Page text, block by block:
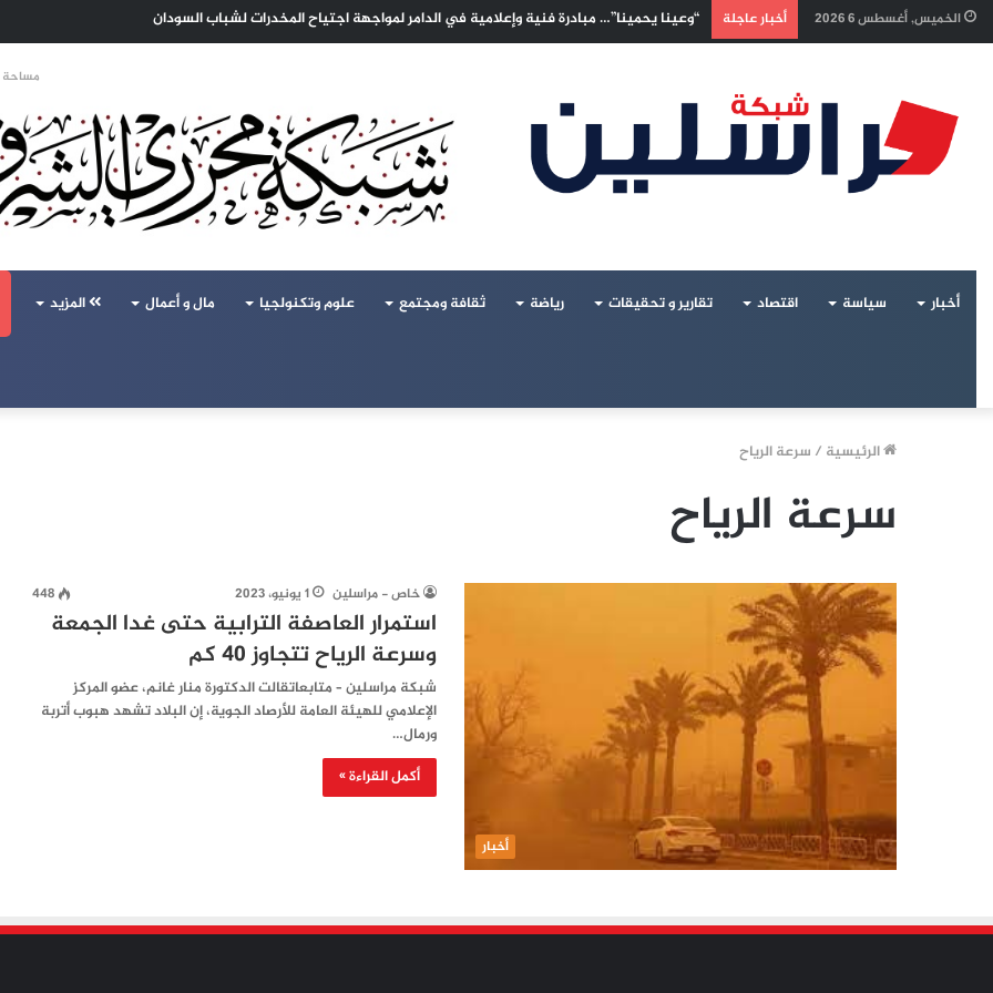
الخميس, أغسطس 6 2026 أخبار عاجلة “وعينا يحمينا”… مبادرة فنية وإعلامية في الدامر لمواجهة اجتياح المخدرات لشباب السودان
مساحة
أخبار سياسة اقتصاد تقارير و تحقيقات رياضة ثقافة ومجتمع علوم وتكنولجيا مال و أعمال المزيد
الرئيسية / سرعة الرياح
سرعة الرياح
أخبار
خاص - مراسلين 1 يونيو، 2023 448
استمرار العاصفة الترابية حتى غدا الجمعة
وسرعة الرياح تتجاوز 40 كم
شبكة مراسلين – متابعاتقالت الدكتورة منار غانم، عضو المركز
الإعلامي للهيئة العامة للأرصاد الجوية، إن البلاد تشهد هبوب أتربة
ورمال…
أكمل القراءة »